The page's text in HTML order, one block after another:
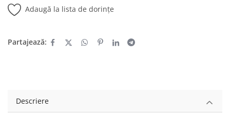
Adaugă la lista de dorințe
Partajează:
Descriere